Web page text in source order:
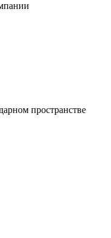
пространстве